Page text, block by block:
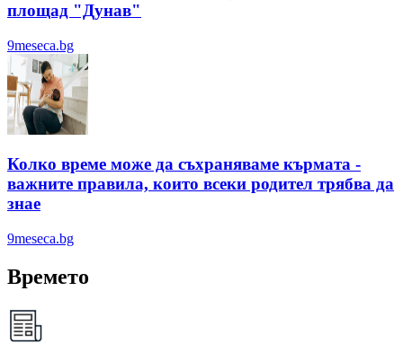
площад "Дунав"
9meseca.bg
Колко време може да съхраняваме кърмата -
важните правила, които всеки родител трябва да
знае
9meseca.bg
Времето